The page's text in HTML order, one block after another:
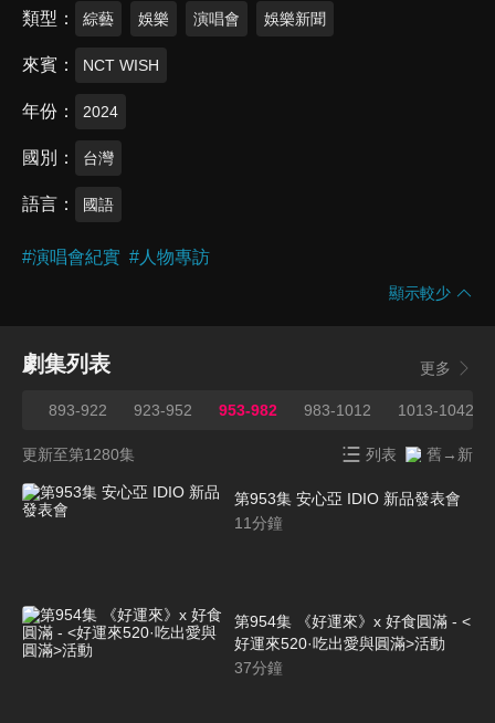
類型 綜藝 娛樂 演唱會 娛樂新聞
來賓 NCT WISH
年份 2024
國別 台灣
語言 國語
#演唱會紀實 # 人物專訪
顯示較少
劇集列表 更多
893-922 923-952 953-982 983-1012 1013-1042
更新至第1280集 列表 舊→新
第953集 安心亞 IDIO 新品發表會
11分鐘
第954集 《好運來》x 好食圓滿 - <
好運來520·吃出愛與圓滿>活動
37分鐘